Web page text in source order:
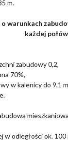
m.
warunkach
każdej
zabudowy 0,2,
70%,
w kalenicy do 9,1
odległości ok. 100